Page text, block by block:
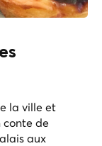
la ville et
conte de
aux